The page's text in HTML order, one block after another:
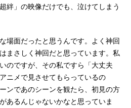
絆」の映像だけでも、泣けてしまう
場面だったと思うんです。よく神回
まさしく神回だと思っています。私
のですが、その私ですら「大丈夫
ニメで見させてもらっているの
であのシーンを観たら、初見の方
あるんじゃないかなと思っていま